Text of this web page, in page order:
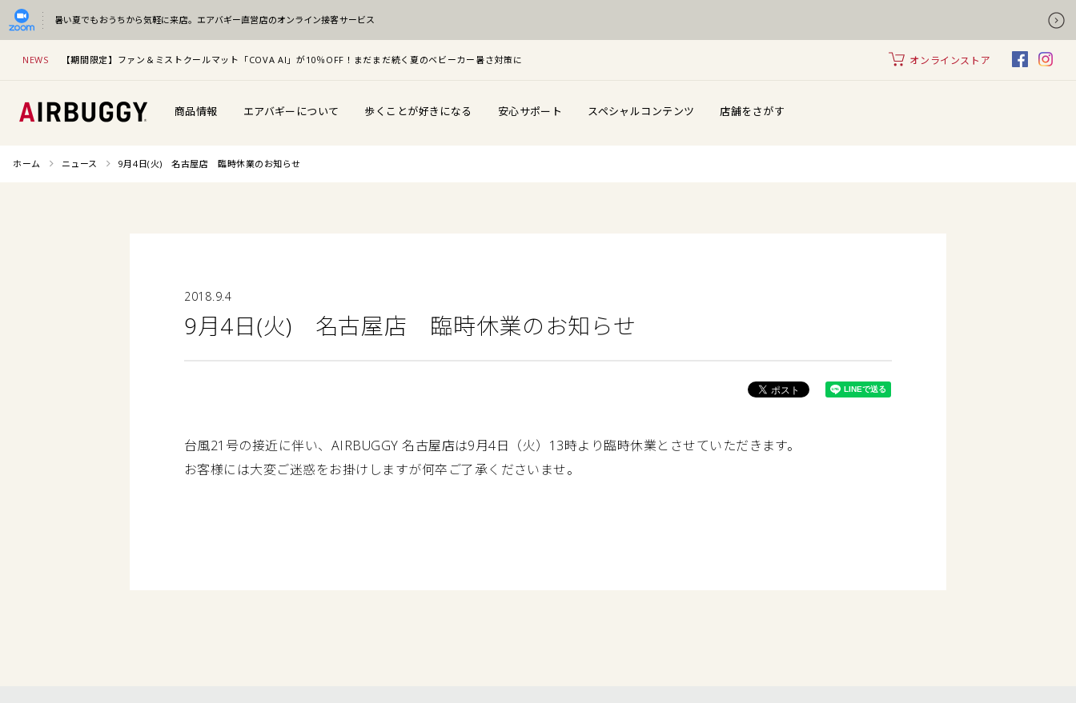
暑い夏でもおうちから気軽に来店。 エアバギー直営店のオンライン接客サービス
NEWS 【期間限定】ファン＆ミストクールマット「COVA AI」が10％OFF！まだまだ続く夏のベビーカー暑さ対策に オンラインストア
商品情報 エアバギーについて 歩くことが好きになる 安心サポート スペシャルコンテンツ 店舗をさがす
ホーム ニュース 9月4日(火) 名古屋店 臨時休業のお知らせ
2018.9.4
9月4日(火) 名古屋店 臨時休業のお知らせ
台風21号の接近に伴い、AIRBUGGY 名古屋店は9月4日（火）13時より臨時休業とさせていただきます。
お客様には大変ご迷惑をお掛けしますが何卒ご了承くださいませ。